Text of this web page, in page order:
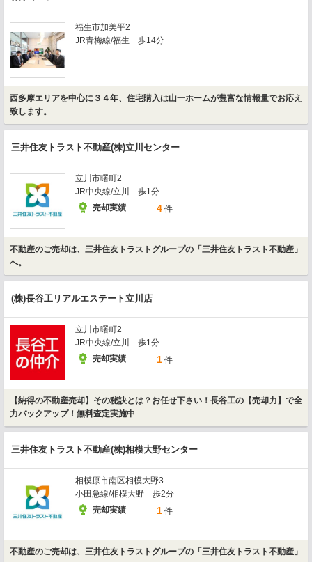
福生市加美平2
JR青梅線/福生 歩14分
西多摩エリアを中心に３４年、住宅購入は山一ホームが豊富な情報量でお応え
致します。
三井住友トラスト不動産(株)立川センター
立川市曙町2
JR中央線/立川 歩1分
売却実績
4 件
不動産のご売却は、三井住友トラストグループの「三井住友トラスト不動産」
へ。
(株)長谷工リアルエステート立川店
立川市曙町2
JR中央線/立川 歩1分
売却実績
1 件
【納得の不動産売却】その秘訣とは？お任せ下さい！長谷工の【売却力】で全
力バックアップ！無料査定実施中
三井住友トラスト不動産(株)相模大野センター
相模原市南区相模大野3
小田急線/相模大野 歩2分
売却実績
1 件
不動産のご売却は、三井住友トラストグループの「三井住友トラスト不動産」